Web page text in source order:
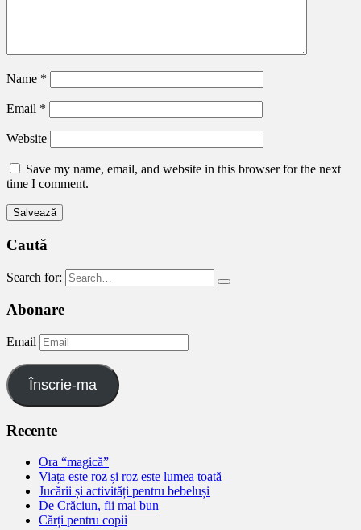
Name *
Email *
Website
Save my name, email, and website in this browser for the next
time I comment.
Caută
Search for:
Abonare
Email
Înscrie-ma
Recente
Ora “magică”
Viața este roz și roz este lumea toată
Jucării și activități pentru bebeluși
De Crăciun, fii mai bun
Cărți pentru copii